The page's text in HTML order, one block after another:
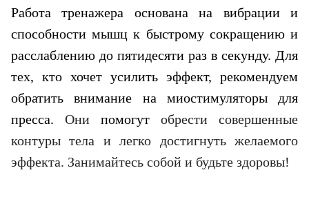
Работа тренажера основана на вибрации и
способности мышц к быстрому сокращению и
расслаблению до пятидесяти раз в секунду. Для
тех, кто хочет усилить эффект, рекомендуем
обратить внимание на миостимуляторы для
пресса. Они помогут обрести совершенные
контуры тела и легко достигнуть желаемого
эффекта. Занимайтесь собой и будьте здоровы!